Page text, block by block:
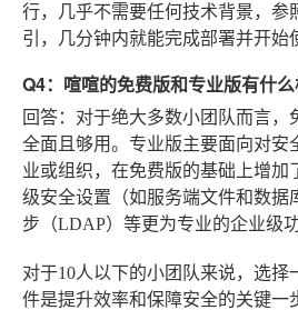
行，几乎不需要任何技术背景，参
引，几分钟内就能完成部署并开始
Q4：喧喧的免费版和专业版有什么
回答：对于绝大多数小团队而言，
全面且够用。专业版主要面向对安
业或组织，在免费版的基础上增加
级安全设置（如服务端文件和数据
步（LDAP）等更为专业的企业级功
对于10人以下的小团队来说，选择
件是提升效率和保障安全的关键一